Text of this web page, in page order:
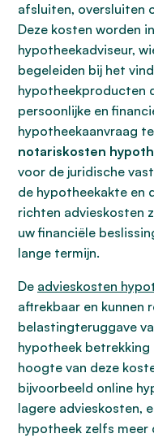
afsluiten, oversluiten
Deze kosten worden
hypotheekadviseur,
begeleiden bij het
hypotheekproducten
persoonlijke en
hypotheekaanvraag
notariskosten
voor de juridische
de hypotheekakte en
richten advieskosten
uw financiële
lange termijn.
De advieskosten
aftrekbaar en kunnen
belastingteruggave
hypotheek betrekking
hoogte van deze
bijvoorbeeld online
lagere advieskosten,
hypotheek zelfs meer